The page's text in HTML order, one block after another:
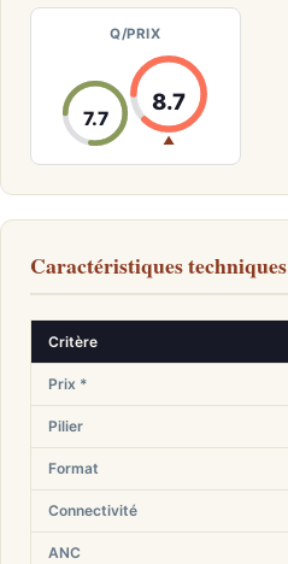
Q/PRIX
7.7
8.7
▲
Caractéristiques techniques
Critère
Prix *
Pilier
Format
Connectivité
ANC